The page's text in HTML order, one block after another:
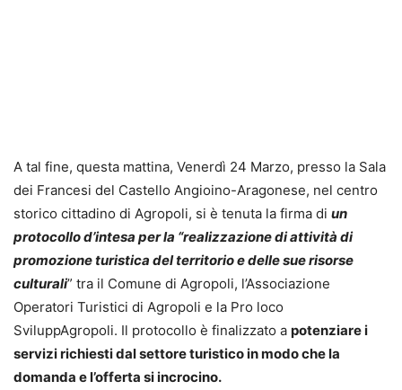
A tal fine, questa mattina, Venerdì 24 Marzo, presso la Sala
dei Francesi del Castello Angioino-Aragonese, nel centro
storico cittadino di Agropoli, si è tenuta la firma di un
protocollo d’intesa per la “realizzazione di attività di
promozione turistica del territorio e delle sue risorse
culturali” tra il Comune di Agropoli, l’Associazione
Operatori Turistici di Agropoli e la Pro loco
SviluppAgropoli. Il protocollo è finalizzato a potenziare i
servizi richiesti dal settore turistico in modo che la
domanda e l’offerta si incrocino.